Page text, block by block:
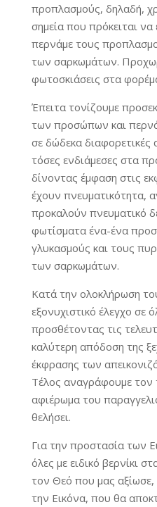
προπλασμούς, δηλαδή,
σημεία που πρόκειται να
περνάμε τους
των σαρκωμάτων.
φωτοσκιάσεις στα
Έπειτα τονίζουμε
των προσώπων και
σε δώδεκα διαφορετικές
τόσες ενδιάμεσες στα
δίνοντας έμφαση στις
έχουν πνευματικότητα,
προκαλούν πνευματικό
φωτίσματα ένα-ένα
γλυκασμούς και τους
των σαρκωμάτων.
Κατά την ολοκλήρωση
εξονυχιστικό έλεγχο σε
προσθέτοντας τις
καλύτερη απόδοση της
έκφρασης των
Τέλος αναγράφουμε τον
αφιέρωμα του
θελήσει.
Για την προστασία των
όλες με ειδικό βερνίκι
τον Θεό που μας αξίωσε,
την Εικόνα, που θα